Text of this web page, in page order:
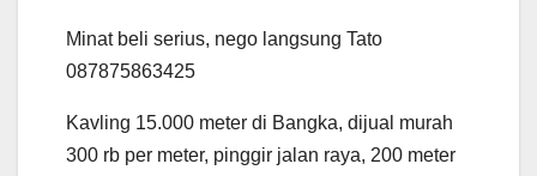
Minat beli serius, nego langsung Tato
087875863425
Kavling 15.000 meter di Bangka, dijual murah
300 rb per meter, pinggir jalan raya, 200 meter